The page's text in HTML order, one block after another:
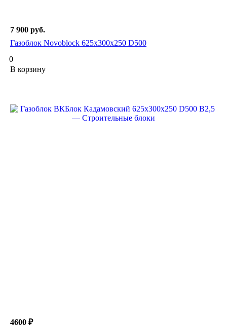
7 900 руб.
Газоблок Novoblock 625х300х250 D500
0
В корзину
4600 ₽